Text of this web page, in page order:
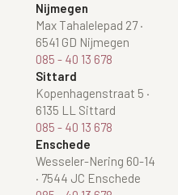
Nijmegen
Max Tahalelepad 27·
6541 GD Nijmegen
085 - 40 13 678
Sittard
Kopenhagenstraat 5 ·
6135 LL Sittard
085 - 40 13 678
Enschede
Wesseler-Nering 60-14
· 7544 JC Enschede